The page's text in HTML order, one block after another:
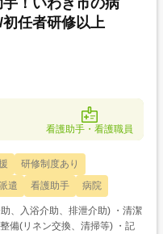
！いわき市の病
任者研修以上
看護助手・看護職員
研修制度あり
遣 看護助手 病院
備(リネン交換、清掃等) ・記